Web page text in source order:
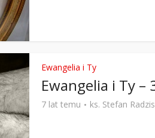
Ewangelia i Ty
Ewangelia i Ty –
7 lat temu ks. Stefan